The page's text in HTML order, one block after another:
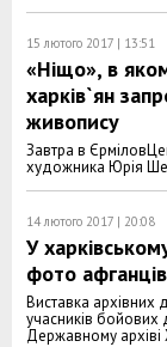
15 лютого 2017 | 13:51
«Ніщо», в
харків`ян
живопису
Завтра в
художника Юрія
14 лютого 2017 | 20:08
У
фото афганців
Виставка архівних
учасників бойових
Державному архіві